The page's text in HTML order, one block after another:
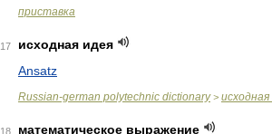
приставка
17
исходная идея
Ansatz
Russian-german polytechnic dictionary> исходная
18 математическое выражение